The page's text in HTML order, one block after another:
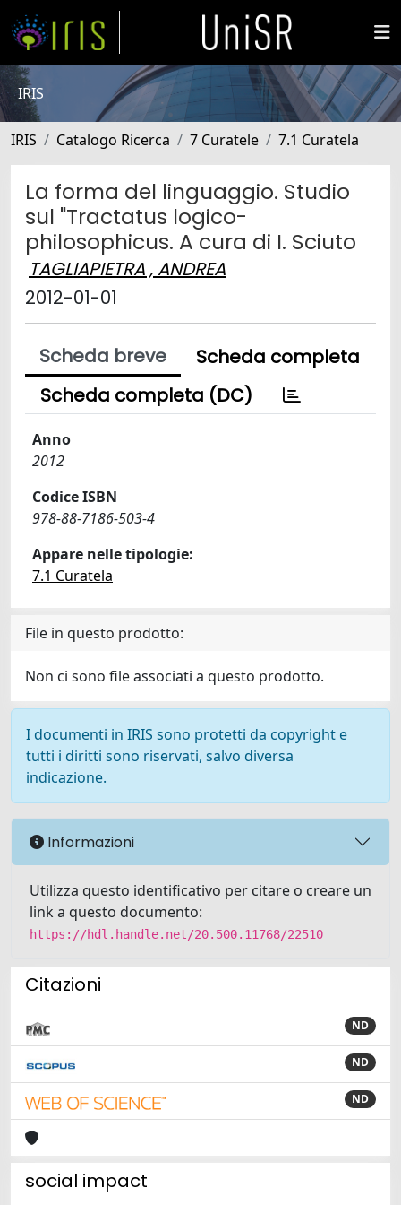
IRIS
IRIS Catalogo Ricerca 7 Curatele 7.1 Curatela
La forma del linguaggio. Studio
sul "Tractatus logico-
philosophicus. A cura di I. Sciuto
TAGLIAPIETRA , ANDREA
2012-01-01
Scheda breve
Scheda completa
Scheda completa (DC)
Anno
2012
Codice ISBN
978-88-7186-503-4
Appare nelle tipologie:
7.1 Curatela
File in questo prodotto:
Non ci sono file associati a questo prodotto.
I documenti in IRIS sono protetti da copyright e
tutti i diritti sono riservati, salvo diversa
indicazione.
Informazioni
Utilizza questo identificativo per citare o creare un
link a questo documento:
https://hdl.handle.net/20.500.11768/22510
Citazioni
ND
ND
ND
social impact